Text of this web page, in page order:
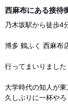
西麻布にある接待
乃木坂駅から徒歩4
博多 鶴ふく 西麻布
行ってまいりました
大学時代の知人が東
久しぶりに一杯や